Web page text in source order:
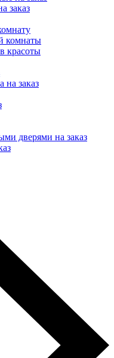
заказ
комнаты
красоты
на заказ
дверями на заказ